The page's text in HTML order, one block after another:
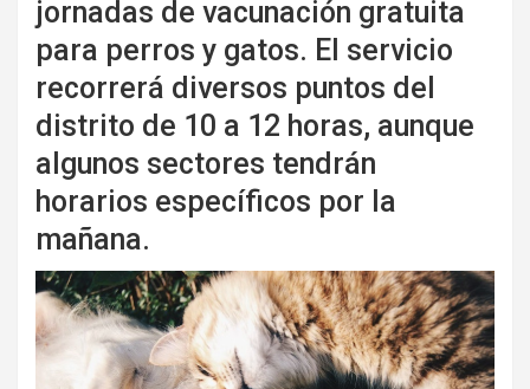
jornadas de vacunación gratuita
para perros y gatos. El servicio
recorrerá diversos puntos del
distrito de 10 a 12 horas, aunque
algunos sectores tendrán
horarios específicos por la
mañana.